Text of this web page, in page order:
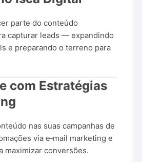
parte do conteúdo
capturar leads — expandindo
e preparando o terreno para
com Estratégias
nas suas campanhas de
via e‑mail marketing e
maximizar conversões.